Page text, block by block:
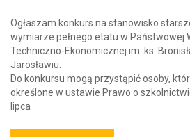
Ogłaszam konkurs na stanowisko
wymiarze pełnego etatu w Państwowej
Techniczno-Ekonomicznej im. ks.
Jarosławiu.
Do konkursu mogą przystąpić osoby,
określone w ustawie Prawo o
lipca